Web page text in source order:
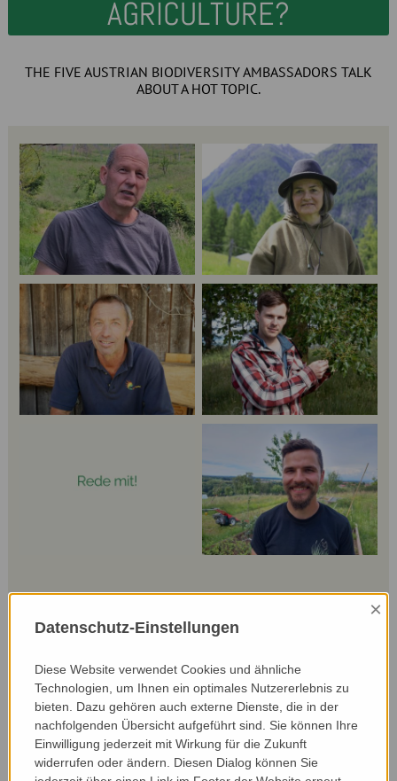
AGRICULTURE?
THE FIVE AUSTRIAN BIODIVERSITY AMBASSADORS TALK
ABOUT A HOT TOPIC.
What does society expect from
Datenschutz-Einstellungen
×
Diese Website verwendet Cookies und ähnliche
Technologien, um Ihnen ein optimales Nutzererlebnis zu
bieten. Dazu gehören auch externe Dienste, die in der
nachfolgenden Übersicht aufgeführt sind. Sie können Ihre
Einwilligung jederzeit mit Wirkung für die Zukunft
widerrufen oder ändern. Diesen Dialog können Sie